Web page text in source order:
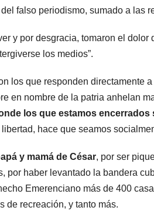
falso periodismo, sumado a las
y por desgracia, tomaron el
los medios”.
los que responden directamente
en nombre de la patria anhelan
los que estamos
hace que seamos
y mamá de César, por ser
por haber levantado la bandera
Emerenciano más de 400
de recreación, y tanto más.